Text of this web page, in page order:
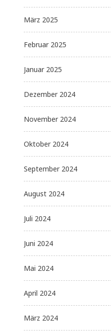
März 2025
Februar 2025
Januar 2025
Dezember 2024
November 2024
Oktober 2024
September 2024
August 2024
Juli 2024
Juni 2024
Mai 2024
April 2024
März 2024